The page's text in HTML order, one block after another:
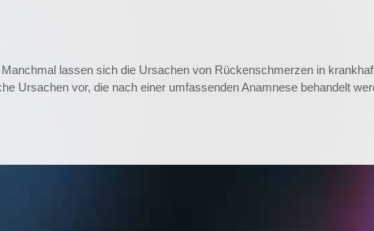
lassen sich die Ursachen von Rückenschmerzen in
Ursachen vor, die nach einer umfassenden Anamnese behandelt